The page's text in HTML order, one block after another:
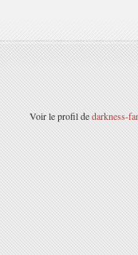
Voir le profil dedarkness-